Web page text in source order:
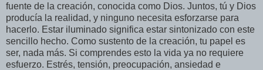
fuente de la creación, conocida como Dios. Juntos, tú y Dios
producía la realidad, y ninguno necesita esforzarse para
hacerlo. Estar iluminado significa estar sintonizado con este
sencillo hecho. Como sustento de la creación, tu papel es
ser, nada más. Si comprendes esto la vida ya no requiere
esfuerzo. Estrés, tensión, preocupación, ansiedad e